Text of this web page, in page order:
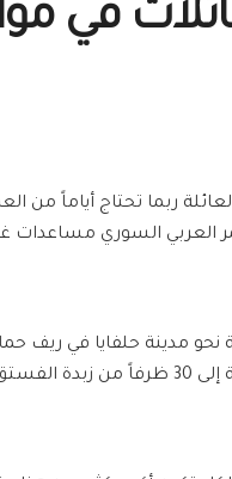
في
ربما تحتاج أياماً
العربي السوري مساعدات
مدينة حلفايا في ريف